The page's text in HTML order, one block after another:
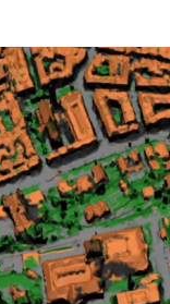
pros ?